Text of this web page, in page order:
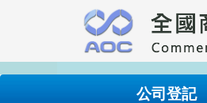
要
內
公司登記